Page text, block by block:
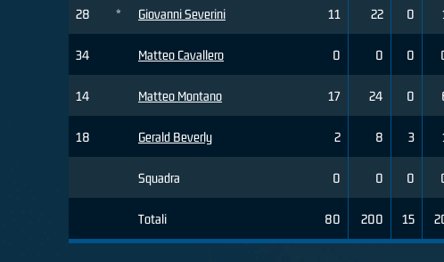
28 * Giovanni Severini
34 Matteo Cavallero
14 Matteo Montano
18 Gerald Beverly
Squadra
Totali
11 22 0
0 0 0
17 24 0
2 8 3
0 0 0
80 200 15